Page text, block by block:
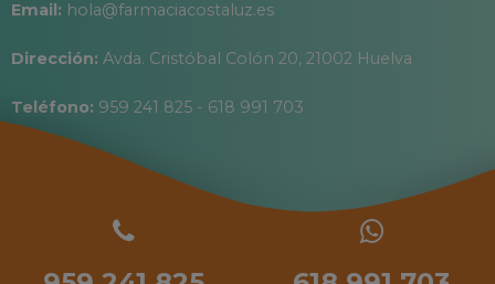
Email: hola@farmaciacostaluz.es
Dirección: Avda. Cristóbal Colón 20, 21002 Huelva
Teléfono: 959 241 825 - 618 991 703